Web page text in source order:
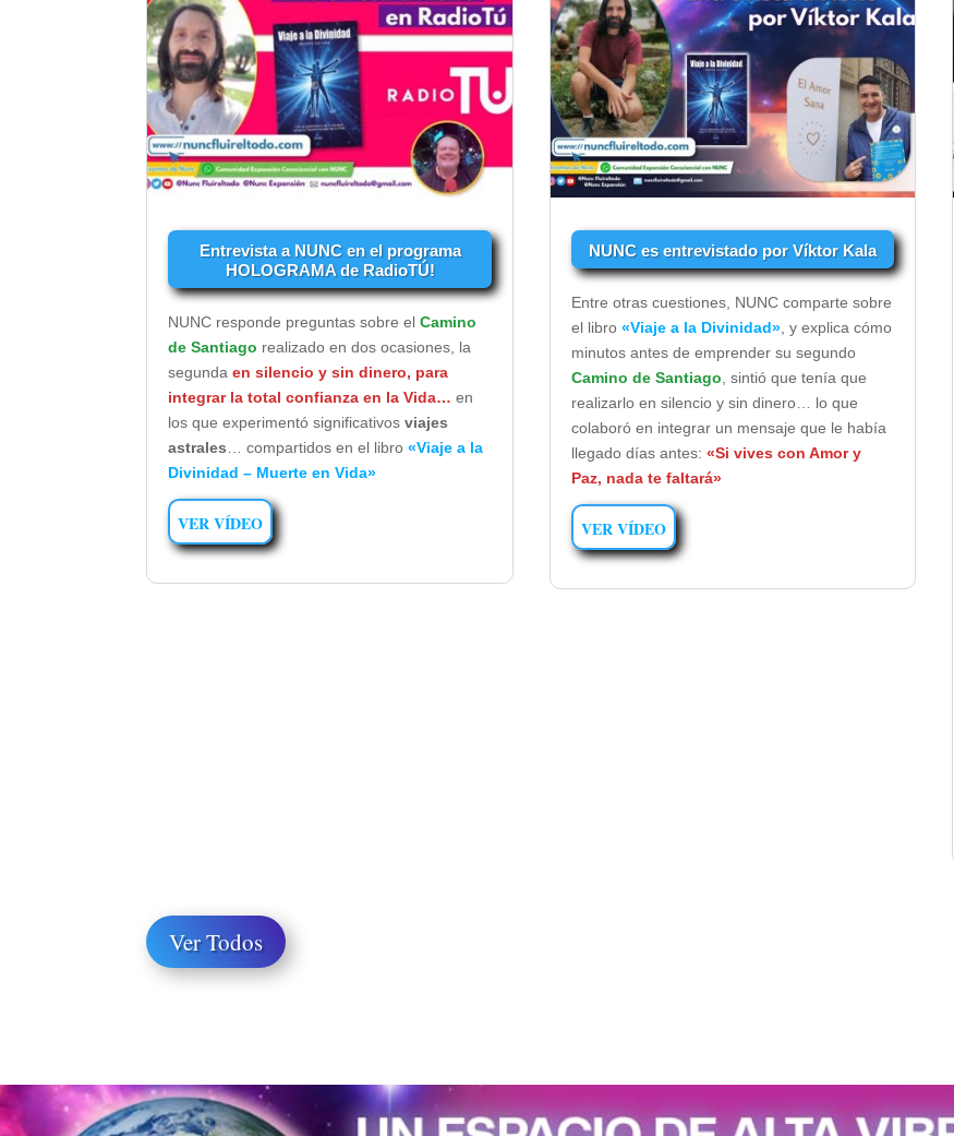
Entrevista a NUNC en el programa
HOLOGRAMA de RadioTÚ!
NUNC responde preguntas sobre elCamino
de Santiago realizado en dos ocasiones, la
segundaen silencio y sin dinero, para
integrar la total confianza en la Vida… en
los que experimentó significativosviajes
astrales … compartidos en el libro«Viaje a la
Divinidad – Muerte en Vida»
VER VÍDEO
NUNC es entrevistado por Víktor Kala
Entre otras cuestiones, NUNC comparte sobre
el libro «Viaje a la Divinidad», y explica cómo
minutos antes de emprender su segundo
Camino de Santiago , sintió que tenía que
realizarlo en silencio y sin dinero… lo que
colaboró en integrar un mensaje que le había
llegado días antes: «Si vives con Amor y
Paz, nada te faltará»
VER VÍDEO
Ver Todos